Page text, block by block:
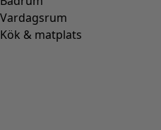
Vardagsrum
Kök & matplats